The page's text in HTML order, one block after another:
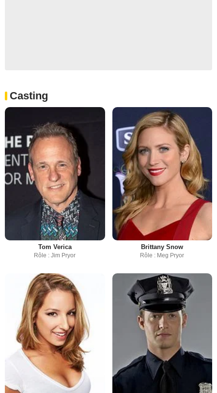
Casting
Tom Verica
Rôle : Jim Pryor
Brittany Snow
Rôle : Meg Pryor